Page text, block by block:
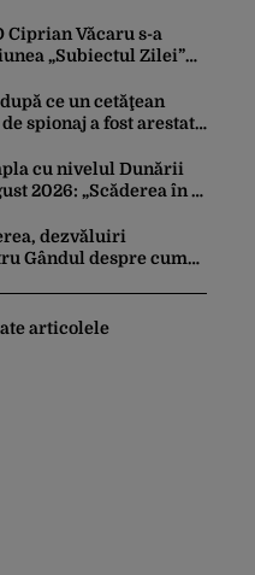
la tratarea de E.coli
Ciprian Văcaru s-a
„Subiectul Zilei”
scandalului
ce un cetăţean
spionaj a fost arestat
asasineze un
drone
cu nivelul Dunării
2026: „Scăderea în 7
dezvăluiri
Gândul despre cum
pe Trump
articolele